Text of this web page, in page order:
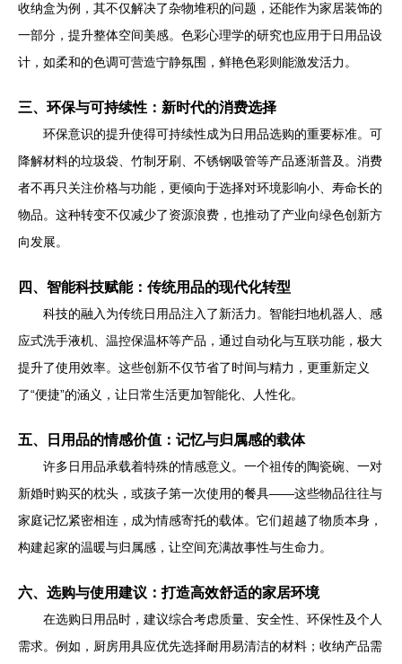
收纳盒为例，其不仅解决了杂物堆积的问题，还能作为家居装饰的
一部分，提升整体空间美感。色彩心理学的研究也应用于日用品设
计，如柔和的色调可营造宁静氛围，鲜艳色彩则能激发活力。
三、环保与可持续性：新时代的消费选择
环保意识的提升使得可持续性成为日用品选购的重要标准。可
降解材料的垃圾袋、竹制牙刷、不锈钢吸管等产品逐渐普及。消费
者不再只关注价格与功能，更倾向于选择对环境影响小、寿命长的
物品。这种转变不仅减少了资源浪费，也推动了产业向绿色创新方
向发展。
四、智能科技赋能：传统用品的现代化转型
科技的融入为传统日用品注入了新活力。智能扫地机器人、感
应式洗手液机、温控保温杯等产品，通过自动化与互联功能，极大
提升了使用效率。这些创新不仅节省了时间与精力，更重新定义
了“便捷”的涵义，让日常生活更加智能化、人性化。
五、日用品的情感价值：记忆与归属感的载体
许多日用品承载着特殊的情感意义。一个祖传的陶瓷碗、一对
新婚时购买的枕头，或孩子第一次使用的餐具——这些物品往往与
家庭记忆紧密相连，成为情感寄托的载体。它们超越了物质本身，
构建起家的温暖与归属感，让空间充满故事性与生命力。
六、选购与使用建议：打造高效舒适的家居环境
在选购日用品时，建议综合考虑质量、安全性、环保性及个人
需求。例如，厨房用具应优先选择耐用易清洁的材料；收纳产品需